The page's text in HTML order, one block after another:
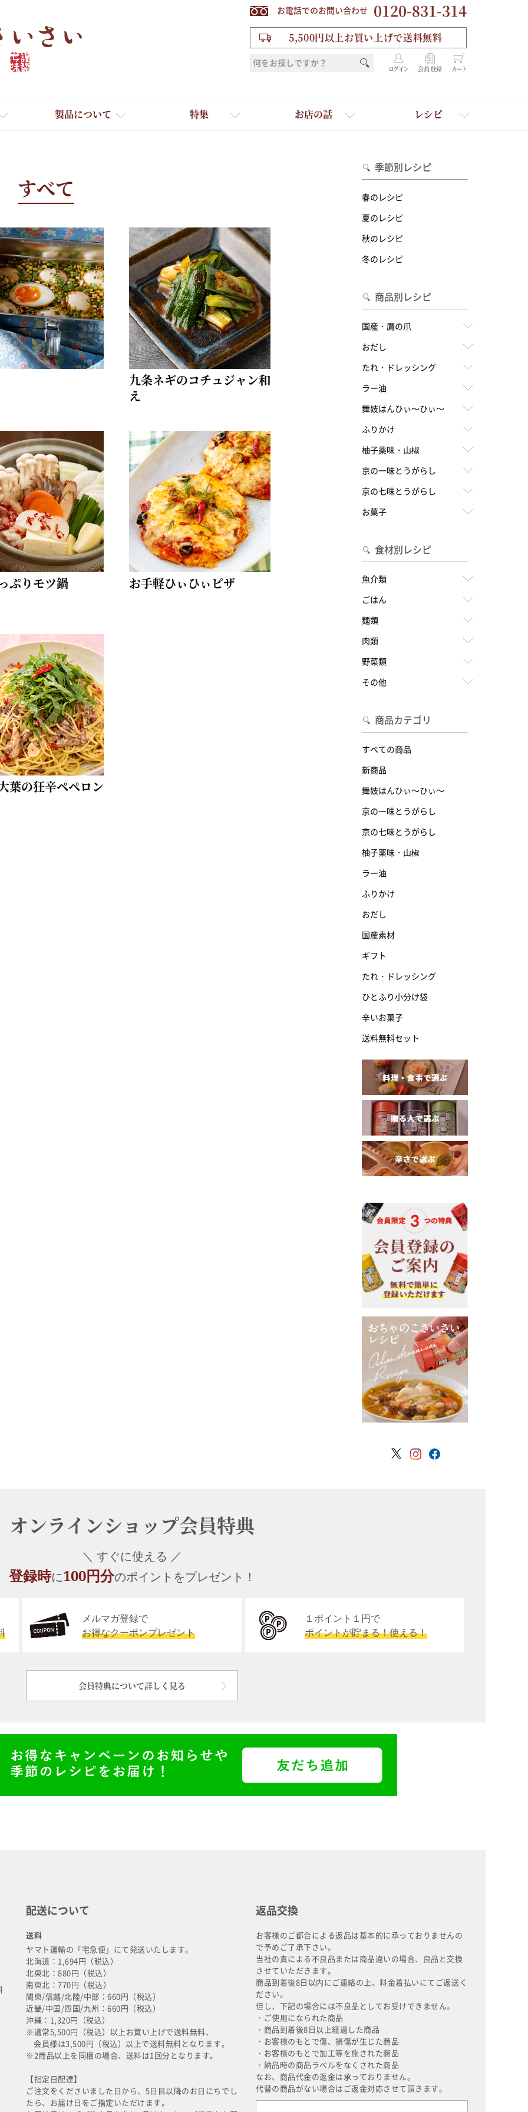
お電話でのお問い合わせ 0120-831-314
5,500円以上お買い上げで送料無料
ログイン 会員登録 カート
たれ・ドレッシング
おだし
お菓子
国産・鷹の爪
送料無料
料理に合わせて一味・七味を選ぶ
お土産・ギフト 贈る人に合わせて一味・七味を選ぶ
とうがらしの辛さ別に一味・七味を選ぶ
製品について 特集 お店の話 レシピ
すべて
九条ネギのコチュジャン和
え
ぷりモツ鍋 お手軽ひぃひぃピザ
葉の狂辛ペペロン
季節別レシピ
春のレシピ
夏のレシピ
秋のレシピ
冬のレシピ
商品別レシピ
国産・鷹の爪
おだし
たれ・ドレッシング
ラー油
舞妓はんひぃ～ひぃ～
ふりかけ
柚子薬味・山椒
京の一味とうがらし
京の七味とうがらし
お菓子
食材別レシピ
魚介類
ごはん
麺類
肉類
野菜類
その他
商品カテゴリ
すべての商品
新商品
舞妓はんひぃ～ひぃ～
京の一味とうがらし
京の七味とうがらし
柚子薬味・山椒
ラー油
ふりかけ
おだし
国産素材
ギフト
たれ・ドレッシング
ひとふり小分け袋
辛いお菓子
送料無料セット
オンラインショップ会員特典
＼ すぐに使える ／
登録時に100円分のポイントをプレゼント！
メルマガ登録で
お得なクーポンプレゼント
１ポイント１円で
ポイントが貯まる！使える！
会員特典について詳しく見る
配送について
送料
ヤマト運輸の「宅急便」にて発送いたします。
北海道：1,694円（税込）
北東北：880円（税込）
南東北：770円（税込）
関東/信越/北陸/中部：660円（税込）
近畿/中国/四国/九州：660円（税込）
沖縄：1,320円（税込）
※通常5,500円（税込）以上お買い上げで送料無料、
会員様は3,500円（税込）以上で送料無料となります。
※2商品以上を同梱の場合、送料は1回分となります。
【指定日配達】
ご注文をくださいました日から、5日目以降のお日にちでし
たら、お届け日をご指定いただけます。
返品交換
お客様のご都合による返品は基本的に承っておりませんの
で予めご了承下さい。
当社の責による不良品または商品違いの場合、良品と交換
させていただきます。
商品到着後8日以内にご連絡の上、料金着払いにてご返送く
ださい。
但し、下記の場合には不良品としてお受けできません。
・ご使用になられた商品
・商品到着後8日以上経過した商品
・お客様のもとで傷、損傷が生じた商品
・お客様のもとで加工等を施された商品
・納品時の商品ラベルをなくされた商品
なお、商品代金の返金は承っておりません。
代替の商品がない場合はご返金対応させて頂きます。